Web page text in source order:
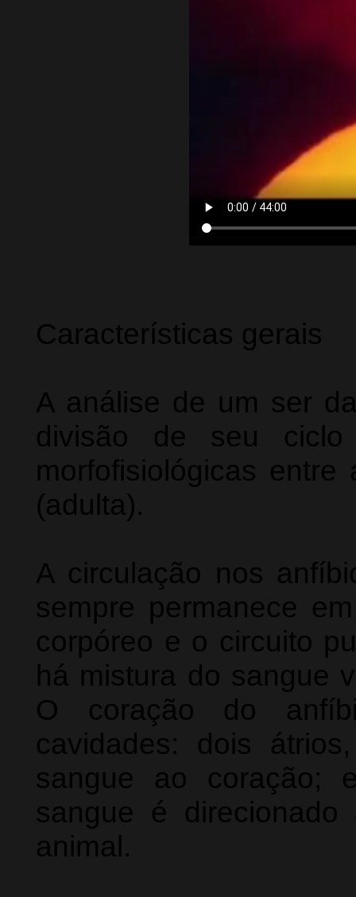
Características gerais
A análise de um ser
divisão de seu
morfofisiológicas
(adulta).
A circulação nos
sempre permanece
corpóreo e o circuito
há mistura do sangue
O coração do
cavidades: dois
sangue ao coração;
sangue é
animal.